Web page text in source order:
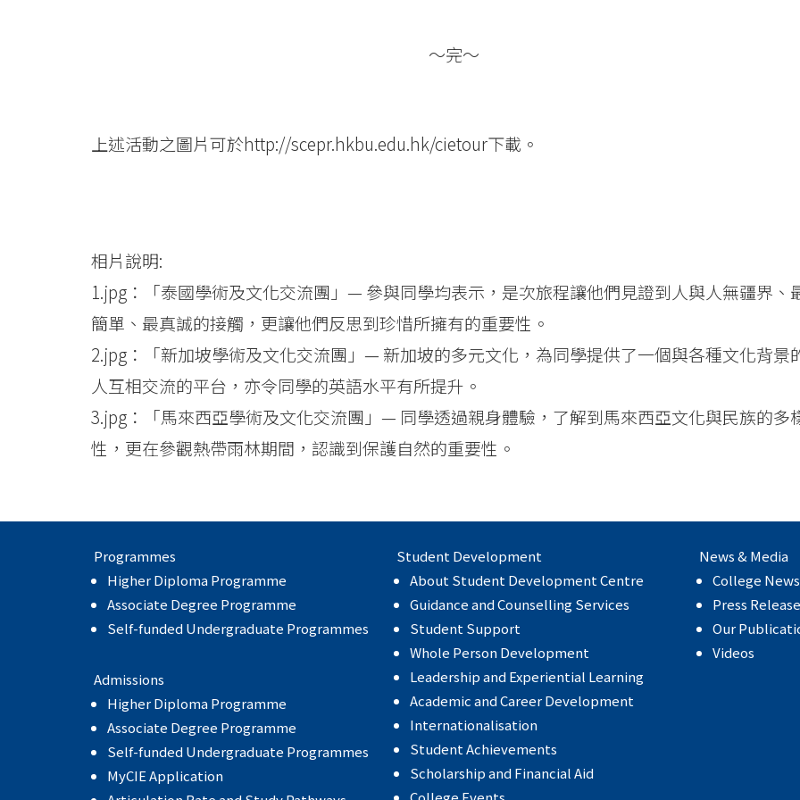
～完～
上述活動之圖片可於http://scepr.hkbu.edu.hk/cietour下載。
相片說明:
1.jpg：「泰國學術及文化交流團」— 參與同學均表示，是次旅程讓他們見證到人與人無疆界、
簡單、最真誠的接觸，更讓他們反思到珍惜所擁有的重要性。
2.jpg：「新加坡學術及文化交流團」— 新加坡的多元文化，為同學提供了一個與各種文化背景
人互相交流的平台，亦令同學的英語水平有所提升。
3.jpg：「馬來西亞學術及文化交流團」— 同學透過親身體驗，了解到馬來西亞文化與民族的多
性，更在參觀熱帶雨林期間，認識到保護自然的重要性。
Programmes
Higher Diploma Programme
Associate Degree Programme
Self-funded Undergraduate Programmes
Admissions
Higher Diploma Programme
Associate Degree Programme
Self-funded Undergraduate Programmes
MyCIE Application
Student Development
About Student Development Centre
Guidance and Counselling Services
Student Support
Whole Person Development
Leadership and Experiential Learning
Academic and Career Development
Internationalisation
Student Achievements
Scholarship and Financial Aid
News & Media
College News
Press Release
Our
Videos